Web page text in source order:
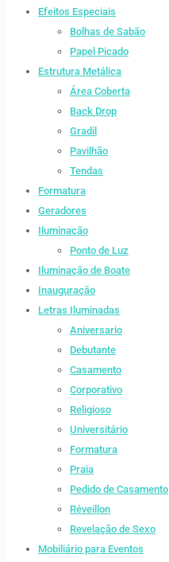
Efeitos Especiais
Bolhas de Sabão
Papel Picado
Estrutura Metálica
Área Coberta
Back Drop
Gradil
Pavilhão
Tendas
Formatura
Geradores
Iluminação
Ponto de Luz
Iluminação de Boate
Inauguração
Letras Iluminadas
Aniversario
Debutante
Casamento
Corporativo
Religioso
Universitário
Formatura
Praia
Pedido de Casamento
Réveillon
Revelação de Sexo
Mobiliário para Eventos